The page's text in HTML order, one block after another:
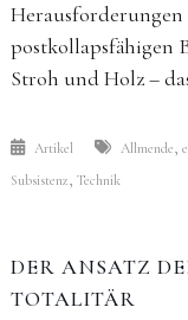
postkollapsfähigen
Stroh und Holz –
Artikel Allmende,
Subsistenz, Technik
DER ANSATZ
TOTALITÄR